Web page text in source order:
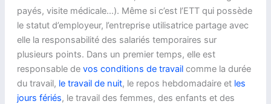
payés, visite médicale…). Même si c’est l’ETT qui possède
le statut d’employeur, l’entreprise utilisatrice partage avec
elle la responsabilité des salariés temporaires sur
plusieurs points. Dans un premier temps, elle est
responsable de vos conditions de travailcomme la durée
du travail, le travail de nuit, le repos hebdomadaire et les
jours fériés, le travail des femmes, des enfants et des